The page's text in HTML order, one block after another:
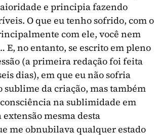
e principia fazendo
O que eu tenho sofrido, com o
com ele, você nem
E, no entanto, se escrito em pleno
(a primei­ra redação foi feita
dias), em que eu não sofria
sublime da cria­ção, mas também
na sublimidade em
mesma desta
me obnubilava qualquer estado